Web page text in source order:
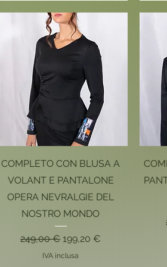
Vista rapida
COMPLETO CON BLUSA A
VOLANT E PANTALONE
OPERA NEVRALGIE DEL
NOSTRO MONDO
Prezzo regolare
249,00 € Prezzo scontato
199,20 €
IVA inclusa